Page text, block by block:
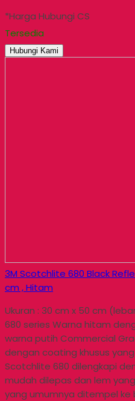
*Harga Hubungi CS
Tersedia
Hubungi Kami
3M Scotchlite 680 Black
cm , Hitam
Ukuran : 30 cm x 50 cm
680 series Warna hitam
warna putih Commercial
dengan coating khusus yang
Scotchlite 680 dilengkapi
mudah dilepas dan lem
yang umumnya ditempel ke